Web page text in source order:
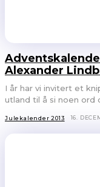
Alexander
I år har vi invitert et
utland til å si noen ord
Julekalender 2013 16.